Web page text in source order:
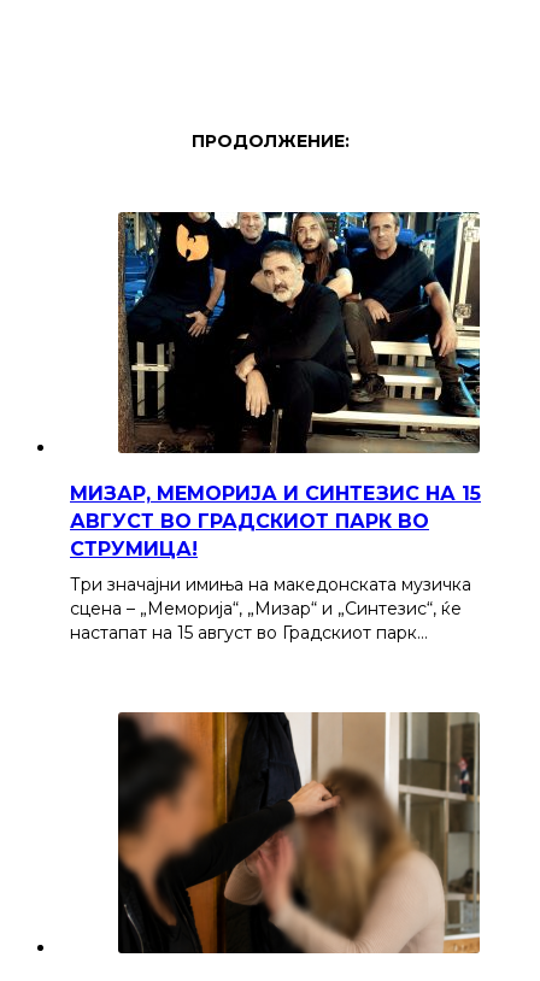
ПРОДОЛЖЕНИЕ:
МИЗАР, МЕМОРИЈА И СИНТЕЗИС НА 15
АВГУСТ ВО ГРАДСКИОТ ПАРК ВО
СТРУМИЦА!
Три значајни имиња на македонската музичка
сцена – „Меморија“, „Мизар“ и „Синтезис“, ќе
настапат на 15 август во Градскиот парк…